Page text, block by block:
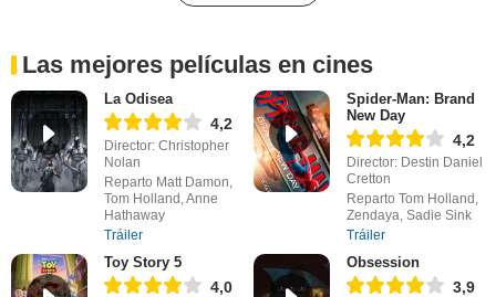
Las mejores películas en cines
La Odisea
4,2
Director: Christopher
Nolan
Reparto Matt Damon,
Tom Holland, Anne
Hathaway
Tráiler
Spider-Man: Brand
New Day
4,2
Director: Destin Daniel
Cretton
Reparto Tom Holland,
Zendaya, Sadie Sink
Tráiler
Toy Story 5
4,0
Obsession
3,9